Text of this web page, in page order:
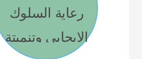
الايجابي وتنميتة